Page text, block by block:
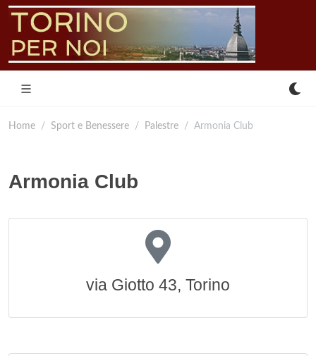
Home Sport e Benessere Palestre Armonia Club
Armonia Club
via Giotto 43, Torino